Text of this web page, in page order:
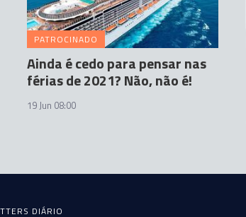
PATROCINADO
Ainda é cedo para pensar nas
férias de 2021? Não, não é!
19 Jun 08:00
DIÁRIO